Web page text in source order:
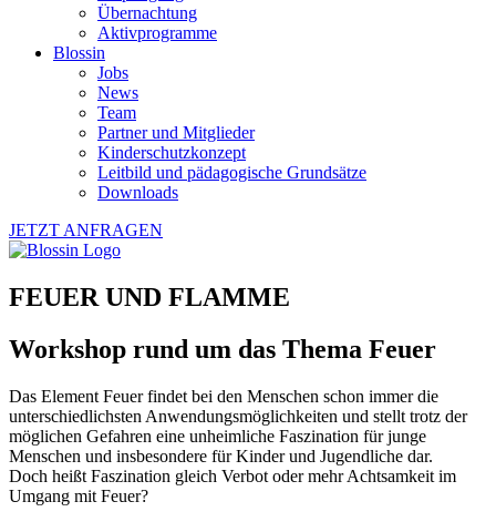
Übernachtung
Aktivprogramme
Blossin
Jobs
News
Team
Partner und Mitglieder
Kinderschutzkonzept
Leitbild und pädagogische Grundsätze
Downloads
JETZT ANFRAGEN
FEUER UND FLAMME
Workshop rund um das Thema Feuer
Das Element Feuer findet bei den Menschen schon immer die
unterschiedlichsten Anwendungsmöglichkeiten und stellt trotz der
möglichen Gefahren eine unheimliche Faszination für junge
Menschen und insbesondere für Kinder und Jugendliche dar.
Doch heißt Faszination gleich Verbot oder mehr Achtsamkeit im
Umgang mit Feuer?